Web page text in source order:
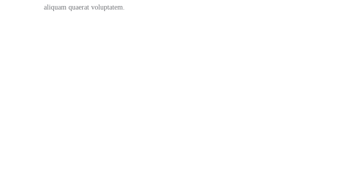
aliquam quaerat voluptatem.